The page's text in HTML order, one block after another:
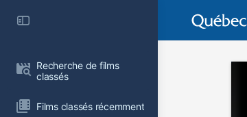
Recherche de films
classés
Films classés récemment